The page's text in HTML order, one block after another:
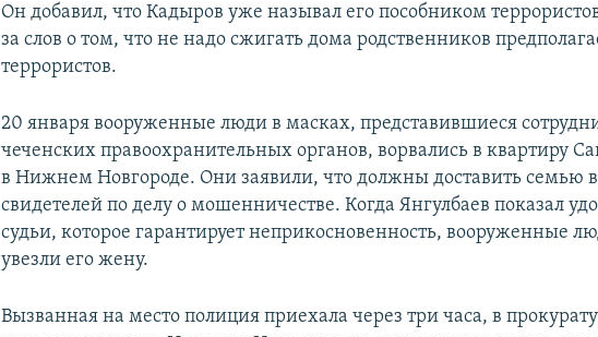
Он добавил, что Кадыров уже называл его пособником
за слов о том, что не надо сжигать дома родственников
террористов.
20 января вооруженные люди в масках, представившиеся
чеченских правоохранительных органов, ворвались в квартиру
в Нижнем Новгороде. Они заявили, что должны доставить семью в
свидетелей по делу о мошенничестве. Когда Янгулбаев показал
судьи, которое гарантирует неприкосновенность, вооруженные
увезли его жену.
Вызванная на место полиция приехала через три часа, в